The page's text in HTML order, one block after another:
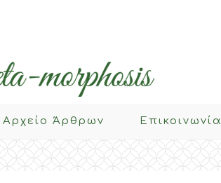
Αρχείο Άρθρων Επικοινωνία